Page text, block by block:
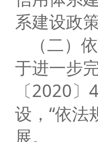
系建设政
（二）
于进一步
〔2020
设，“依法
展。